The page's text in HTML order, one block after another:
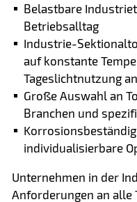
Belastbare
Betriebsalltag
Industrie-
auf konstante
Tageslichtnutzung
Große Auswahl an
Branchen und
individualisierbare
Unternehmen in der
Anforderungen an alle